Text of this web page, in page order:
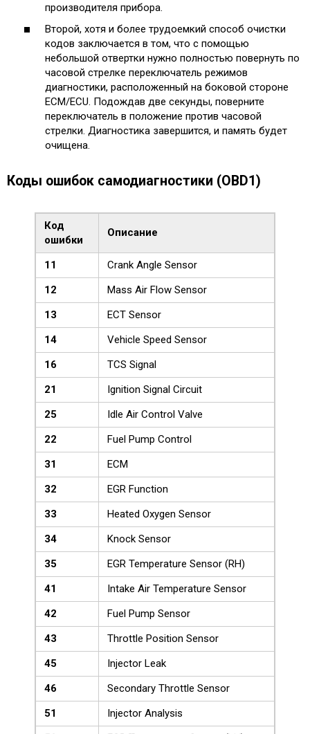
производителя прибора.
Второй, хотя и более трудоемкий способ очистки
кодов заключается в том, что с помощью
небольшой отвертки нужно полностью повернуть по
часовой стрелке переключатель режимов
диагностики, расположенный на боковой стороне
ECM/ECU. Подождав две секунды, поверните
переключатель в положение против часовой
стрелки. Диагностика завершится, и память будет
очищена.
Коды ошибок самодиагностики (OBD1)
Код
ошибки
Описание
11
Crank Angle Sensor
12
Mass Air Flow Sensor
13
ECT Sensor
14
Vehicle Speed Sensor
16
TCS Signal
21
Ignition Signal Circuit
25
Idle Air Control Valve
22
Fuel Pump Control
31
ECM
32
EGR Function
33
Heated Oxygen Sensor
34
Knock Sensor
35
EGR Temperature Sensor (RH)
41
Intake Air Temperature Sensor
42
Fuel Pump Sensor
43
Throttle Position Sensor
45
Injector Leak
46
Secondary Throttle Sensor
51
Injector Analysis